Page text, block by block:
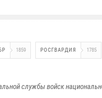
1859 РОСГВАРДИЯ 1785
службы войск